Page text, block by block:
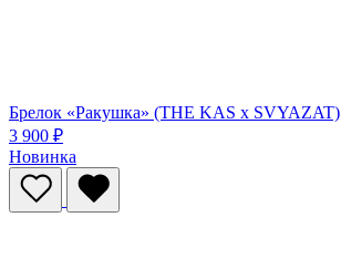
Брелок «Ракушка» (THE KAS x SVYAZAT)
3 900 ₽
Новинка